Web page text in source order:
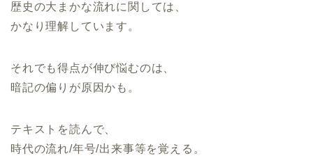
歴史の大まかな流れに関しては、
かなり理解しています。
それでも得点が伸び悩むのは、
暗記の偏りが原因かも。
テキストを読んで、
時代の流れ/年号/出来事等を覚える。